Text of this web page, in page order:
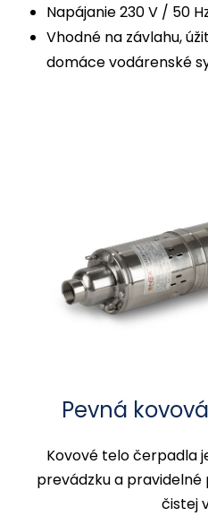
Napájanie 230 V / 50
Vhodné na závlahu,
domáce vodárenské
Pevná
Kovové telo čerpadla
prevádzku a
čistej